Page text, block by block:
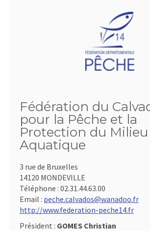
Fédération du
pour la Pêche et la
Protection du Milieu
Aquatique
3 rue de Bruxelles
14120 MONDEVILLE
Téléphone : 02.31.44.63.00
Email : peche.calvados@wanadoo.fr
http://www.federation-peche14.fr
Président : GOMES Christian